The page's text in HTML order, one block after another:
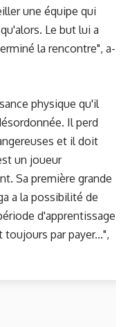
une équipe qui
Le but lui a
la rencontre", a-
physique qu'il
Il perd
et il doit
un joueur
Sa première grande
a la possibilité de
d'apprentissage
par payer...",